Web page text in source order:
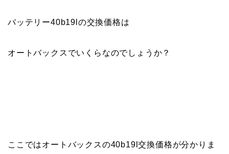
バッテリー40b19lの交換価格は
オートバックスでいくらなのでしょうか？
ここではオートバックスの40b19l交換価格が分かりま